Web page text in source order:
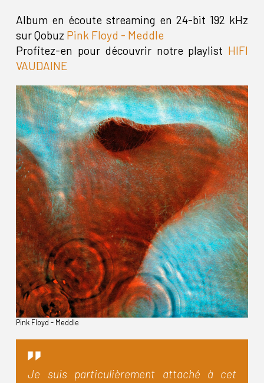
Album en écoute streaming en 24-bit 192 kHz
sur Qobuz Pink Floyd - Meddle
Profitez-en pour découvrir notre playlist HIFI
VAUDAINE
Pink Floyd - Meddle
Je suis particulièrement attaché à cet